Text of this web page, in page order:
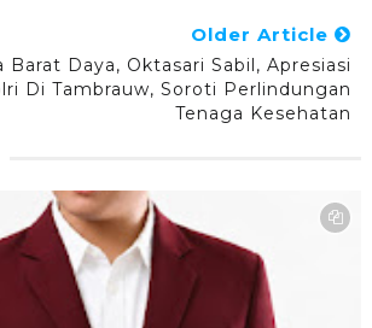
Older Article
Barat Daya, Oktasari Sabil, Apresiasi
Di Tambrauw, Soroti Perlindungan
Tenaga Kesehatan